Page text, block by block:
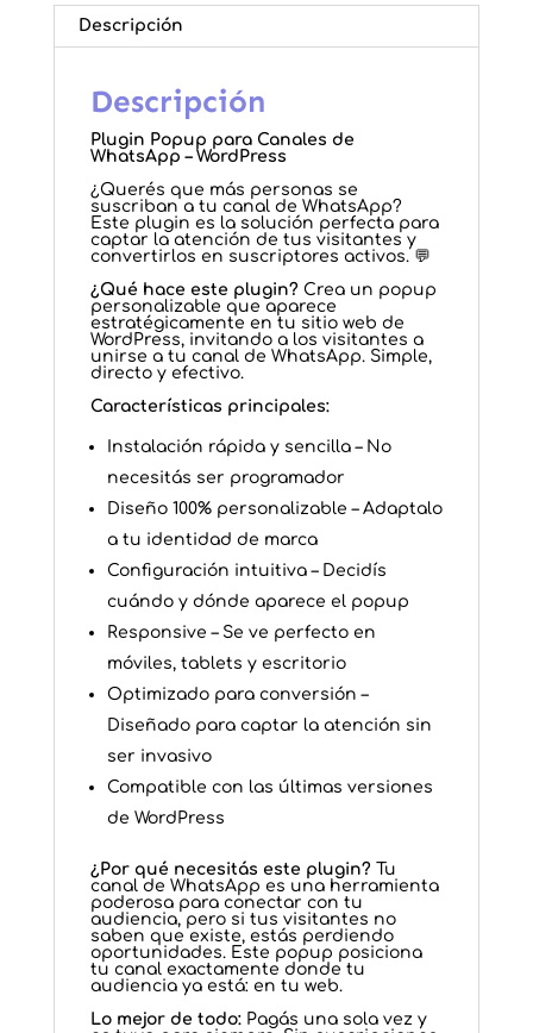
Descripción
Descripción
Plugin Popup para Canales de
WhatsApp – WordPress
¿Querés que más personas se
suscriban a tu canal de WhatsApp?
Este plugin es la solución perfecta para
captar la atención de tus visitantes y
convertirlos en suscriptores activos. 💬
¿Qué hace este plugin? Crea un popup
personalizable que aparece
estratégicamente en tu sitio web de
WordPress, invitando a los visitantes a
unirse a tu canal de WhatsApp. Simple,
directo y efectivo.
Características principales:
Instalación rápida y sencilla – No
necesitás ser programador
Diseño 100% personalizable – Adaptalo
a tu identidad de marca
Configuración intuitiva – Decidís
cuándo y dónde aparece el popup
Responsive – Se ve perfecto en
móviles, tablets y escritorio
Optimizado para conversión –
Diseñado para captar la atención sin
ser invasivo
Compatible con las últimas versiones
de WordPress
¿Por qué necesitás este plugin? Tu
canal de WhatsApp es una herramienta
poderosa para conectar con tu
audiencia, pero si tus visitantes no
saben que existe, estás perdiendo
oportunidades. Este popup posiciona
tu canal exactamente donde tu
audiencia ya está: en tu web.
Lo mejor de todo:Pagás una sola vez y